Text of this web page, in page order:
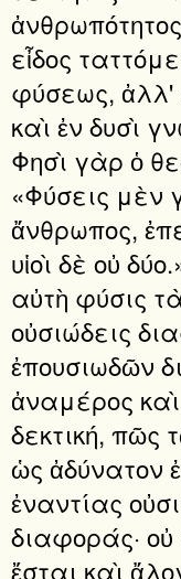
εἶδος
φύσεως, ἀλλ'
καὶ ἐν δυσὶ
Φησὶ γὰρ ὁ
«Φύσεις μὲν
ἄνθρωπος,
υἱοὶ δὲ οὐ
αὐτὴ φύσις
οὐσιώδεις
ἐπουσιωδῶν
ἀναμέρος
δεκτική, πῶς
ὡς ἀδύνατον
ἐναντίας
διαφοράς·
ἔσται καὶ